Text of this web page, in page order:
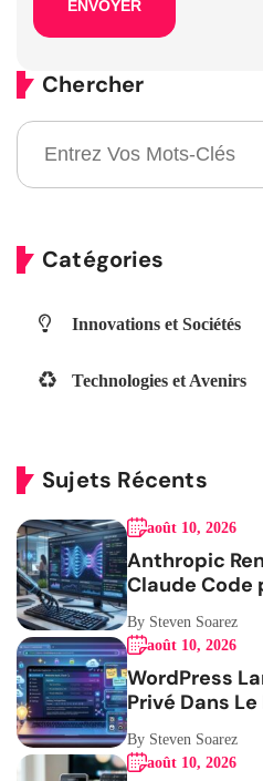
Chercher
Catégories
Innovations et Sociétés
Technologies et Avenirs
Sujets Récents
août 10, 2026
Anthropic
Claude Code
By Steven Soarez
août 10, 2026
WordPress
Privé Dans
By Steven Soarez
août 10, 2026